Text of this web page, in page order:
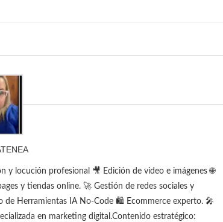
y locución profesional 🎥 Edición de video e imágenes 🌐
y tiendas online. 🚀 Gestión de redes sociales y
Herramientas IA No-Code 🛍️ Ecommerce experto. 🎤
en marketing digital.Contenido estratégico: